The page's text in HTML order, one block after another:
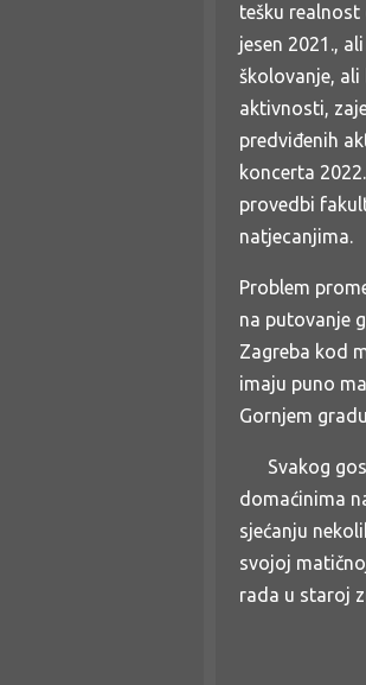
tešku
jesen 2021.,
školovanje,
aktivnosti,
predviđenih
koncerta
provedbi
natjecanjima.
Problem
na putovanje
Zagreba kod
imaju puno
Gornjem
Svakog
domaćinima
sjećanju
svojoj
rada u staroj